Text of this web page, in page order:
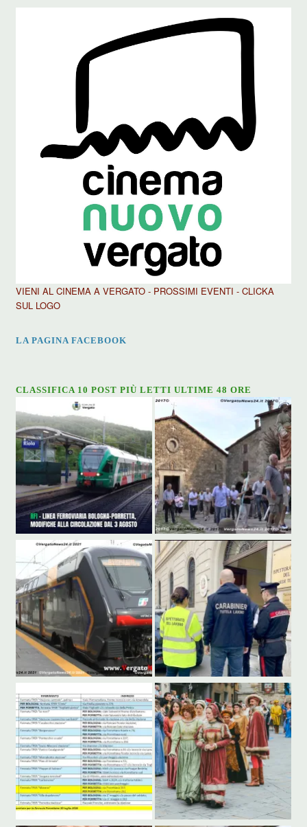
VIENI AL CINEMA A VERGATO - PROSSIMI EVENTI - CLICKA
SUL LOGO
LA PAGINA FACEBOOK
CLASSIFICA 10 POST PIÙ LETTI ULTIME 48 ORE